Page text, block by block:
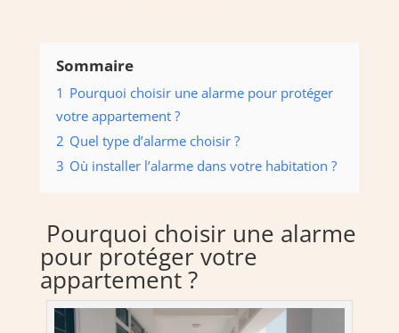
Sommaire
1 Pourquoi choisir une alarme pour protéger
votre appartement ?
2 Quel type d’alarme choisir ?
3 Où installer l’alarme dans votre habitation ?
Pourquoi choisir une alarme
pour protéger votre
appartement ?